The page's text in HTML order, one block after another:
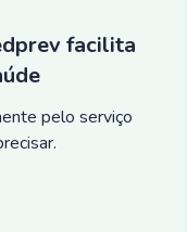
facilita
pelo serviço